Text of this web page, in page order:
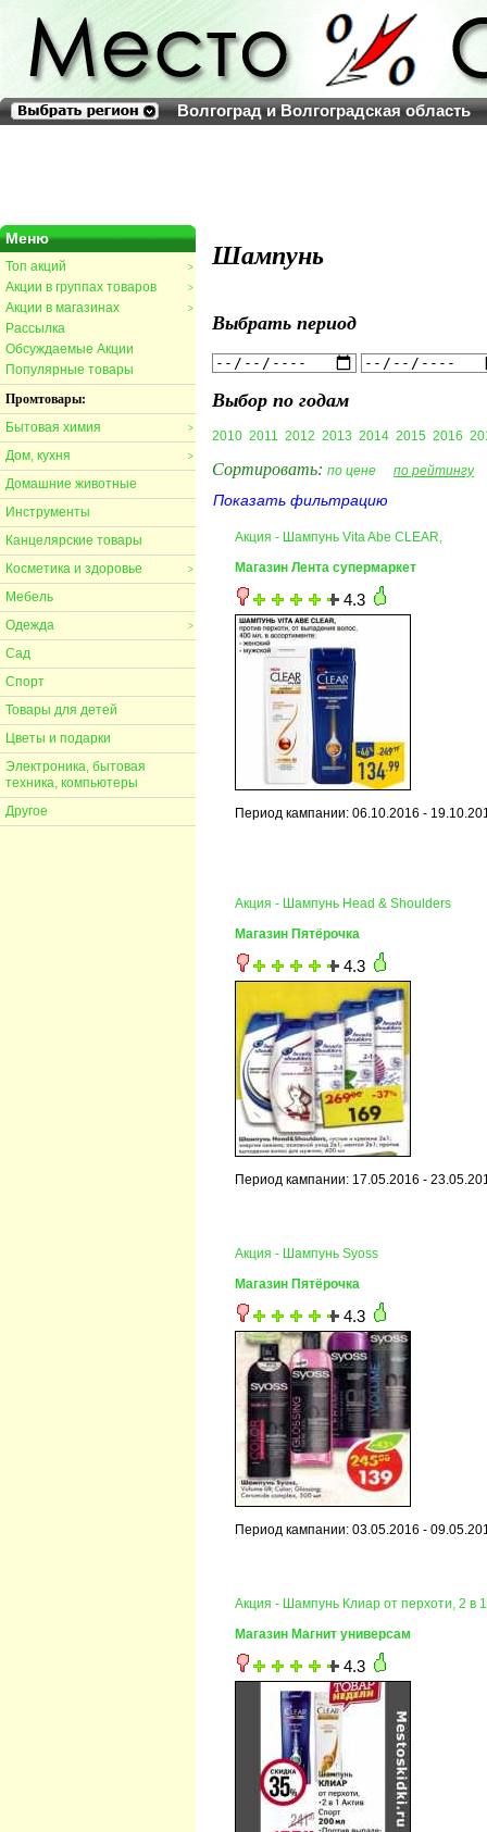
Волгоград и Волгоградская область
Меню
>
Топ акций
>
Акции в группах товаров
>
Акции в магазинах
Рассылка
Обсуждаемые Акции
Популярные товары
Промтовары:
>
Бытовая химия
>
Дом, кухня
Домашние животные
Инструменты
Канцелярские товары
>
Косметика и здоровье
Мебель
>
Одежда
Сад
Спорт
Товары для детей
Цветы и подарки
Электроника, бытовая
техника, компьютеры
Другое
Шампунь
Выбрать период
Выбор по годам
2010 2011 2012 2013 2014 2015 2016
Сортировать: по цене по рейтингу
Показать фильтрацию
Акция - Шампунь Vita Abe CLEAR,
Магазин Лента супермаркет
4.3
Период кампании: 06.10.2016 -
Акция - Шампунь Head & Shoulders
Магазин Пятёрочка
4.3
Период кампании: 17.05.2016 -
Акция - Шампунь Syoss
Магазин Пятёрочка
4.3
Период кампании: 03.05.2016 -
Акция - Шампунь Клиар от перхоти, 2 в
Магазин Магнит универсам
4.3